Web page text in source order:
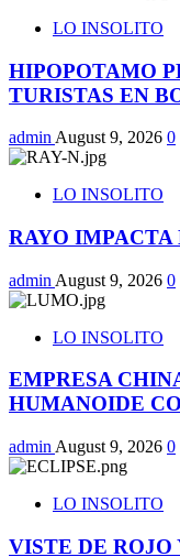
LO INSOLITO
HIPOPOTAMO
TURISTAS EN
admin August 9, 2026 0
LO INSOLITO
RAYO IMPACTA
admin August 9, 2026 0
LO INSOLITO
EMPRESA
HUMANOIDE
admin August 9, 2026 0
LO INSOLITO
VISTE DE ROJO